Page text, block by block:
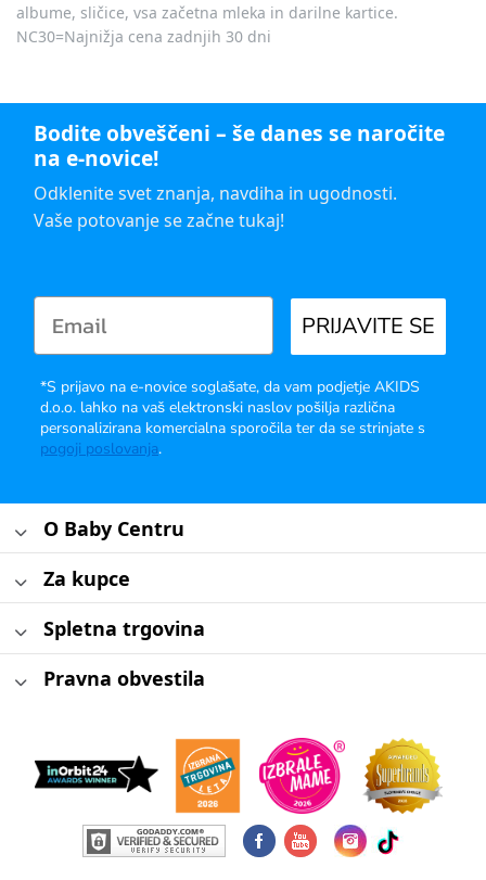
albume, sličice, vsa začetna mleka in darilne kartice.
NC30=Najnižja cena zadnjih 30 dni
Bodite obveščeni – še danes se naročite
na e-novice!
Odklenite svet znanja, navdiha in ugodnosti.
Vaše potovanje se začne tukaj!
PRIJAVITE SE
*S prijavo na e-novice soglašate, da vam podjetje AKIDS
d.o.o. lahko na vaš elektronski naslov pošilja različna
personalizirana komercialna sporočila ter da se strinjate s
pogoji poslovanja.
O Baby Centru
Za kupce
Spletna trgovina
Pravna obvestila